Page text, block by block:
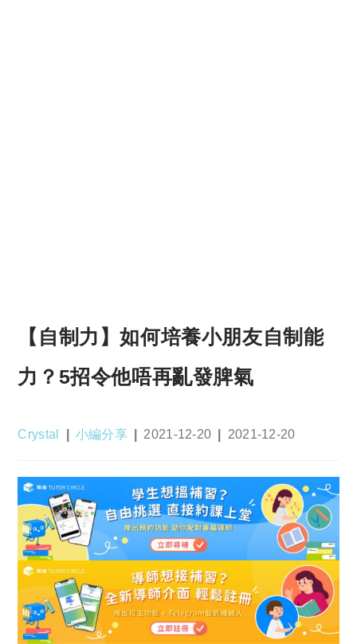
【自制力】如何培養小朋友自制能
力？5招令他唔再亂發脾氣
Post
Crystal
Post
小編分享
Post
2021-12-20
Post
2021-12-20